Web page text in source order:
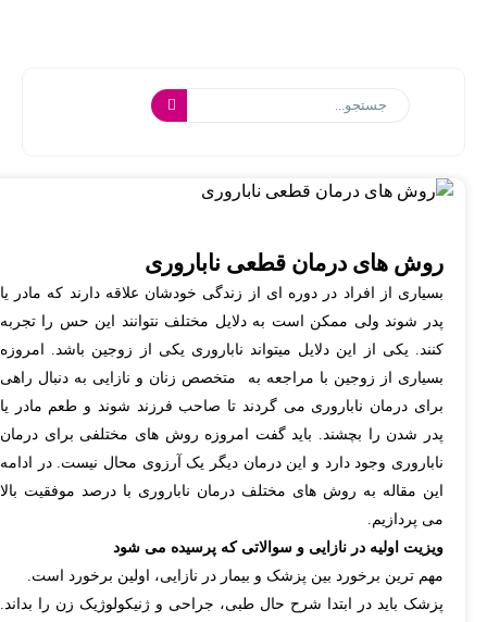
روش های درمان قطعی ناباروری
بسیاری از افراد در دوره ای از زندگی خودشان علاقه دارند که مادر یا
پدر شوند ولی ممکن است به دلایل مختلف نتوانند این حس را تجربه
کنند. یکی از این دلایل میتواند ناباروری یکی از زوجین باشد. امروزه
بسیاری از زوجین با مراجعه به متخصص زنان و نازایی به دنبال راهی
برای درمان ناباروری می گردند تا صاحب فرزند شوند و طعم مادر یا
پدر شدن را بچشند. باید گفت امروزه روش های مختلفی برای درمان
ناباروری وجود دارد و این درمان دیگر یک آرزوی محال نیست. در ادامه
این مقاله به روش های مختلف درمان ناباروری با درصد موفقیت بالا
می پردازیم.
ویزیت اولیه در نازایی و سوالاتی که پرسیده می شود
مهم ترین برخورد بین پزشک و بیمار در نازایی، اولین برخورد است.
پزشک باید در ابتدا شرح حال طبی، جراحی و ژنیکولوژیک زن را بداند.